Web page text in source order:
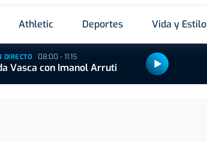
Athletic Deportes Vida y Estilo
DIRECTO 08:00 - 11:15
Vasca con Imanol Arruti